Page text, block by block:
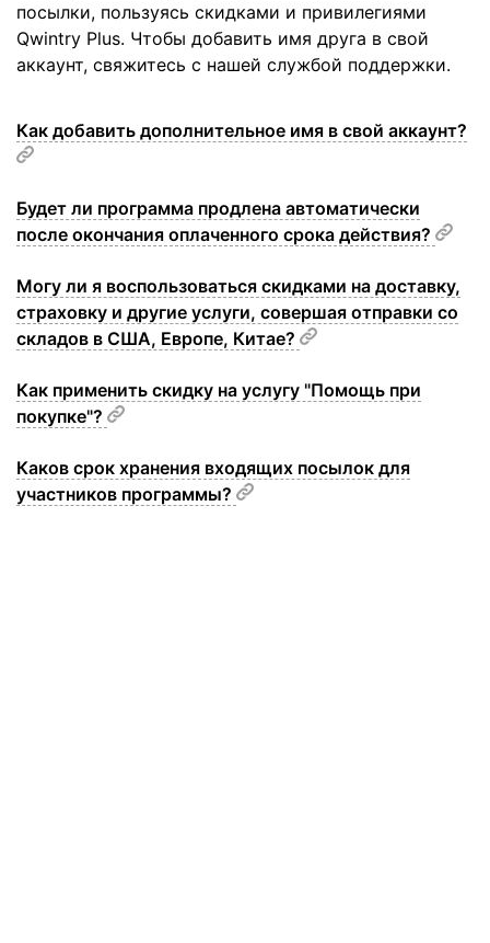
посылки, пользуясь скидками и привилегиями
Qwintry Plus. Чтобы добавить имя друга в свой
аккаунт, свяжитесь с нашей службой поддержки.
Как добавить дополнительное имя в свой аккаунт?
Будет ли программа продлена автоматически
после окончания оплаченного срока действия?
Могу ли я воспользоваться скидками на доставку,
страховку и другие услуги, совершая отправки со
складов в США, Европе, Китае?
Как применить скидку на услугу "Помощь при
покупке"?
Каков срок хранения входящих посылок для
участников программы?